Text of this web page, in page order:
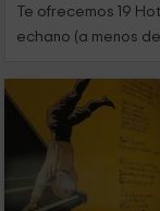
Te ofrecemos 19
echano (a menos